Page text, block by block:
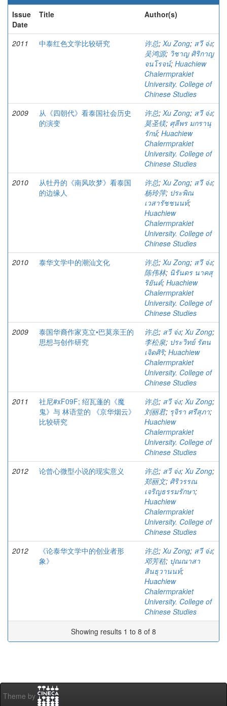
Issue
Date
Title Author(s)
2011 中泰红色文学比较研究 许总; Xu Zong; สวี จ่ง;
吴鸿源; วิชาญ ศิริกาญ
จนโรจน์; Huachiew
Chalermprakiet
University. College of
Chinese Studies
2009
从《四朝代》看泰国社会历史
的演变
许总; Xu Zong; สวี จ่ง;
莫圣镁; ศุลีพร มกรานุ
รักษ์; Huachiew
Chalermprakiet
University. College of
Chinese Studies
2010
从牡丹的《南风吹梦》看泰国
的边缘人
许总; Xu Zong; สวี จ่ง;
杨玲萍; ประพิณ
เวสารัชชนนท์;
Huachiew
Chalermprakiet
University. College of
Chinese Studies
2010
泰华文学中的潮汕文化 许总; Xu Zong; สวี จ่ง;
陈伟林; นิรันดร นาคสุ
ริยันต์; Huachiew
Chalermprakiet
University. College of
Chinese Studies
2009
泰国华裔作家克立•巴莫亲王的
思想与创作研究
许总; สวี จ่ง; Xu Zong;
李松泉; ประวิทย์ รัตน
เจิดศิริ; Huachiew
Chalermprakiet
University. College of
Chinese Studies
2011
社尼#xF09F; 绍瓦蓬的《魔
鬼》与 林语堂的 《京华烟云》
比较研究
许总; สวี จ่ง; Xu Zong;
刘丽君; รุจิรา ศรีสุภา;
Huachiew
Chalermprakiet
University. College of
Chinese Studies
2012
论曾心微型小说的现实意义 许总; สวี จ่ง; Xu Zong;
郑丽文; ศิริวรรณ
เจริญธรรมรักษา;
Huachiew
Chalermprakiet
University. College of
Chinese Studies
2012
《论泰华文学中的创业者形
象》
许总; Xu Zong; สวี จ่ง;
邓芳秸; ปุณณาสา
สินธุวานนท์;
Huachiew
Chalermprakiet
University. College of
Chinese Studies
Showing results 1 to 8 of 8
Theme by